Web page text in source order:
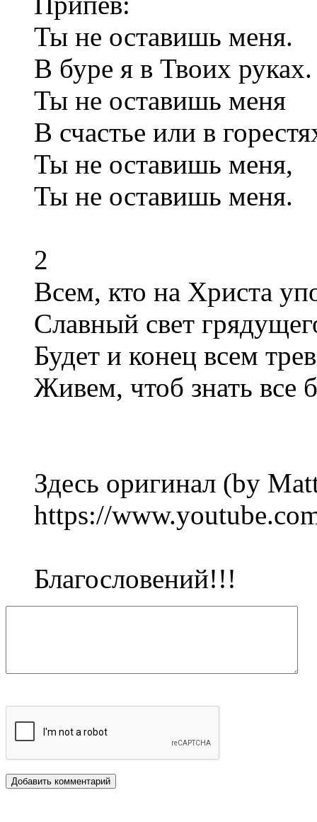
Ты не оставишь меня.
В буре я в Твоих руках.
Ты не оставишь меня
В счастье или в
Ты не оставишь меня,
Ты не оставишь меня.
2
Всем, кто на Христа
Славный свет
Будет и конец всем
Живем, чтоб знать все
Здесь оригинал (by
https://
Благословений!!!